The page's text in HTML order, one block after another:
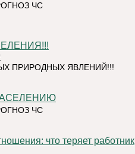
ЧС
ПРИРОДНЫХ ЯВЛЕНИЙ!!!
ЧС
что теряет работник